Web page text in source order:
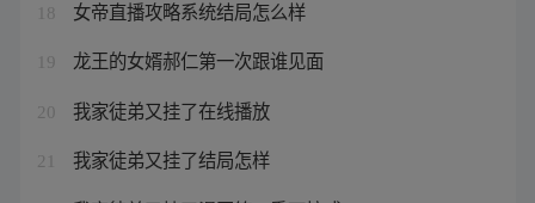
18 女帝直播攻略系统结局怎么样
19 龙王的女婿郝仁第一次跟谁见面
20 我家徒弟又挂了在线播放
21 我家徒弟又挂了结局怎样